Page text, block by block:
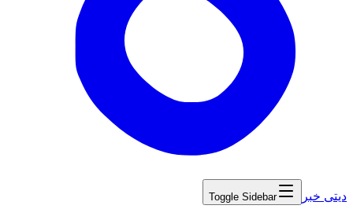
دیتی خبر Toggle Sidebar